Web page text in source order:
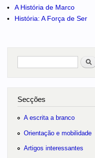
A História de Marco
História: A Força de Ser
Pesquisar
Secções
A escrita a branco
Orientação e mobilidade
Artigos interessantes